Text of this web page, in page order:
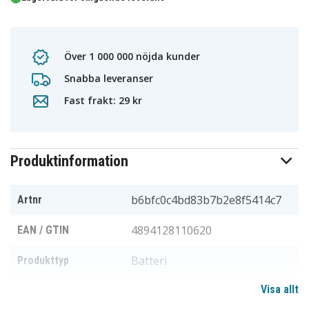
Över 1 000 000 nöjda kunder
Snabba leveranser
Fast frakt: 29 kr
Produktinformation
Artnr b6bfc0c4bd83b7b2e8f5414c7
EAN / GTIN 4894128110620
Produkttyp Batteri
Visa allt